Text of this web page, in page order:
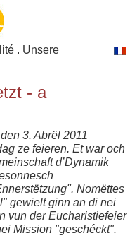
. Unsere
- a
3. Abrël 2011
ze feieren. Et war och
d’Dynamik
Nomëttes
gewielt ginn an di nei
vun der Eucharistiefeier
Mission "geschéckt".